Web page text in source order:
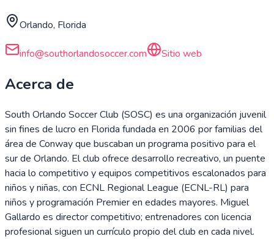
Orlando, Florida
info@southorlandosoccer.com Sitio web
Acerca de
South Orlando Soccer Club (SOSC) es una organización juvenil
sin fines de lucro en Florida fundada en 2006 por familias del
área de Conway que buscaban un programa positivo para el
sur de Orlando. El club ofrece desarrollo recreativo, un puente
hacia lo competitivo y equipos competitivos escalonados para
niños y niñas, con ECNL Regional League (ECNL-RL) para
niños y programación Premier en edades mayores. Miguel
Gallardo es director competitivo; entrenadores con licencia
profesional siguen un currículo propio del club en cada nivel.